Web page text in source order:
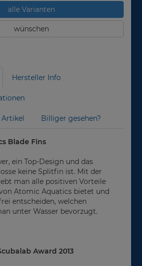
alle Varianten
wünschen
Hersteller Info
Artikel Billiger gesehen?
Blade Fins
ein Top-Design und das
keine Splitfin ist. Mit der
man alle positiven Vorteile
Atomic Aquatics bietet und
entscheiden, welchen
unter Wasser bevorzugt.
Award 2013